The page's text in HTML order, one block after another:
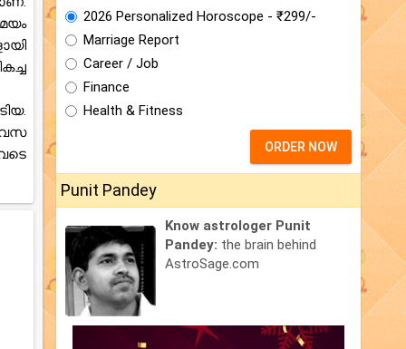
2026 Personalized Horoscope - ₹299/-
Marriage Report
Career / Job
Finance
Health & Fitness
ORDER NOW
Punit Pandey
Know astrologer Punit
Pandey: the brain behind
AstroSage.com